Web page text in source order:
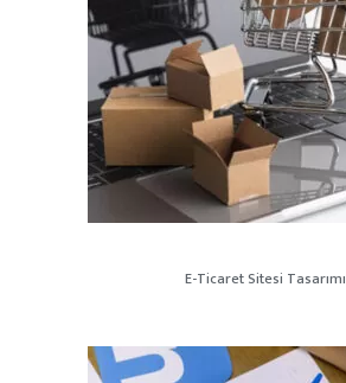
E-Ticaret Sitesi Tasarımı